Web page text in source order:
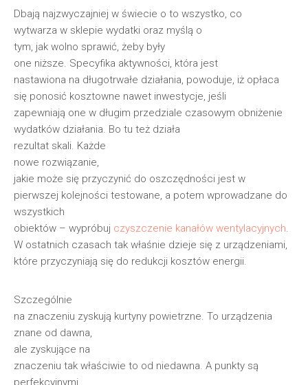
Dbają najzwyczajniej w świecie o to wszystko, co
wytwarza w sklepie wydatki oraz myślą o
tym, jak wolno sprawić, żeby były
one niższe. Specyfika aktywności, która jest
nastawiona na długotrwałe działania, powoduje, iż opłaca
się ponosić kosztowne nawet inwestycje, jeśli
zapewniają one w długim przedziale czasowym obniżenie
wydatków działania. Bo tu też działa
rezultat skali. Każde
nowe rozwiązanie,
jakie może się przyczynić do oszczędności jest w
pierwszej kolejności testowane, a potem wprowadzane do
wszystkich
obiektów – wypróbuj czyszczenie kanałów wentylacyjnych.
W ostatnich czasach tak właśnie dzieje się z urządzeniami,
które przyczyniają się do redukcji kosztów energii.
Szczególnie
na znaczeniu zyskują kurtyny powietrzne. To urządzenia
znane od dawna,
ale zyskujące na
znaczeniu tak właściwie to od niedawna. A punkty są
perfekcyjnymi